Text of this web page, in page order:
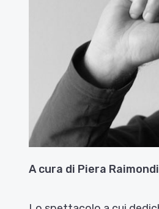
A cura di Piera